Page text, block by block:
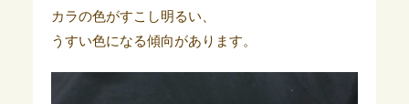
カラの色がすこし明るい、
うすい色になる傾向があります。